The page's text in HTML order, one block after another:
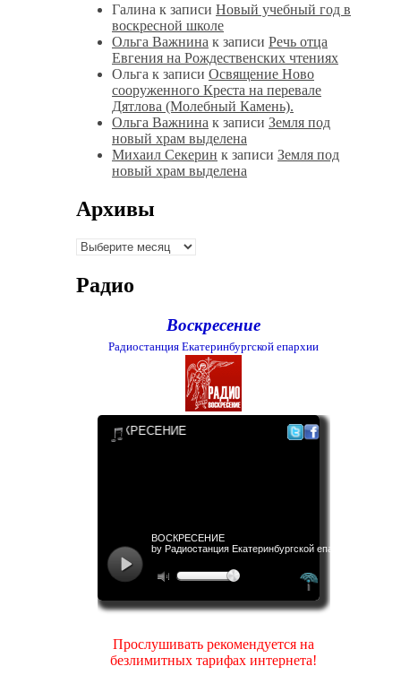
Галина к записи Новый учебный год в
воскресной школе
Ольга Важнина к записи Речь отца
Евгения на Рождественских чтениях
Ольга к записи Освящение Ново
сооруженного Креста на перевале
Дятлова (Молебный Камень).
Ольга Важнина к записи Земля под
новый храм выделена
Михаил Секерин к записи Земля под
новый храм выделена
Архивы
Архивы
Радио
Воскресение
Радиостанция Екатеринбургской епархии
Прослушивать рекомендуется на
безлимитных тарифах интернета!